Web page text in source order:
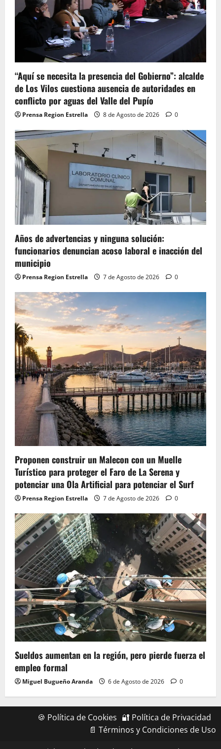
“Aquí se necesita la presencia del Gobierno”: alcalde
de Los Vilos cuestiona ausencia de autoridades en
conflicto por aguas del Valle del Pupío
Prensa Region Estrella 8 de Agosto de 2026 0
Años de advertencias y ninguna solución:
funcionarios denuncian acoso laboral e inacción del
municipio
Prensa Region Estrella 7 de Agosto de 2026 0
Proponen construir un Malecon con un Muelle
Turístico para proteger el Faro de La Serena y
potenciar una Ola Artificial para potenciar el Surf
Prensa Region Estrella 7 de Agosto de 2026 0
Sueldos aumentan en la región, pero pierde fuerza el
empleo formal
Miguel Bugueño Aranda 6 de Agosto de 2026 0
🍪 Política de Cookies 🔐 Política de Privacidad
📄 Términos y Condiciones de Uso